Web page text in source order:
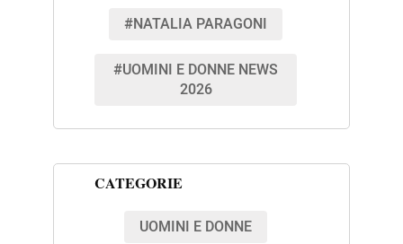
#NATALIA PARAGONI
#UOMINI E DONNE NEWS
2026
CATEGORIE
UOMINI E DONNE